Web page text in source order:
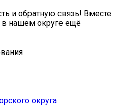
и обратную связь! Вместе
нашем округе ещё
округа